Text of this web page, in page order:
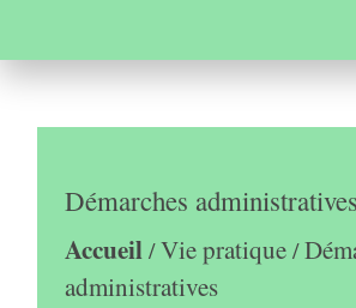
Démarches administratives
Accueil/Vie pratique/
administratives